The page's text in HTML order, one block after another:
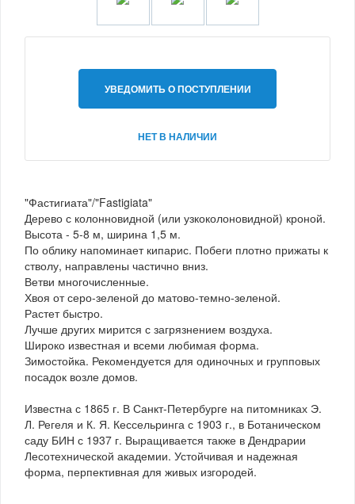
УВЕДОМИТЬ О ПОСТУПЛЕНИИ
НЕТ В НАЛИЧИИ
"Фастигиата"/"Fastigiata"
Дерево с колонновидной (или узкоколоновидной) кроной.
Высота - 5-8 м, ширина 1,5 м.
По облику напоминает кипарис. Побеги плотно прижаты к
стволу, направлены частично вниз.
Ветви многочисленные.
Хвоя от серо-зеленой до матово-темно-зеленой.
Растет быстро.
Лучше других мирится с загрязнением воздуха.
Широко известная и всеми любимая форма.
Зимостойка. Рекомендуется для одиночных и групповых
посадок возле домов.
Известна с 1865 г. В Санкт-Петербурге на питомниках Э.
Л. Регеля и К. Я. Кессельринга с 1903 г., в Ботаническом
саду БИН с 1937 г. Выращивается также в Дендрарии
Лесотехнической академии. Устойчивая и надежная
форма, перпективная для живых изгородей.